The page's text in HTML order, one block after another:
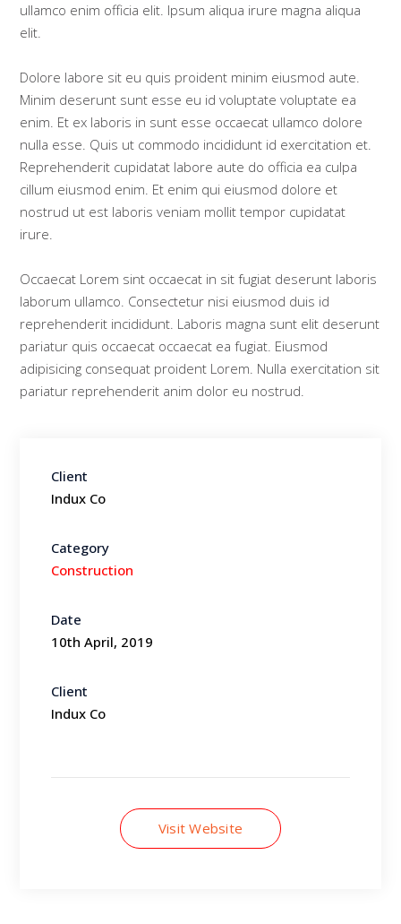
ullamco enim officia elit. Ipsum aliqua irure magna aliqua
elit.
Dolore labore sit eu quis proident minim eiusmod aute.
Minim deserunt sunt esse eu id voluptate voluptate ea
enim. Et ex laboris in sunt esse occaecat ullamco dolore
nulla esse. Quis ut commodo incididunt id exercitation et.
Reprehenderit cupidatat labore aute do officia ea culpa
cillum eiusmod enim. Et enim qui eiusmod dolore et
nostrud ut est laboris veniam mollit tempor cupidatat
irure.
Occaecat Lorem sint occaecat in sit fugiat deserunt laboris
laborum ullamco. Consectetur nisi eiusmod duis id
reprehenderit incididunt. Laboris magna sunt elit deserunt
pariatur quis occaecat occaecat ea fugiat. Eiusmod
adipisicing consequat proident Lorem. Nulla exercitation sit
pariatur reprehenderit anim dolor eu nostrud.
Client
Indux Co
Category
Construction
Date
10th April, 2019
Client
Indux Co
Visit Website